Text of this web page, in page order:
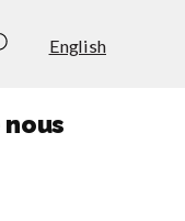
English